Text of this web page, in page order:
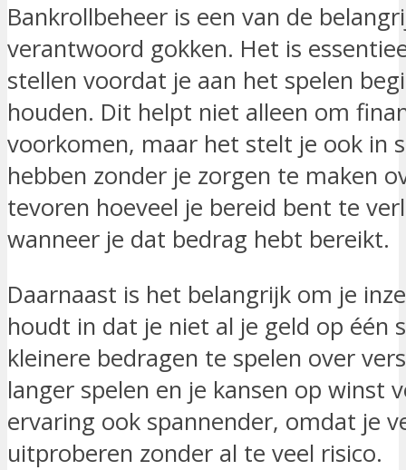
Bankrollbeheer is een van de
verantwoord gokken. Het is
stellen voordat je aan het spelen
houden. Dit helpt niet alleen om
voorkomen, maar het stelt je ook in
hebben zonder je zorgen te maken
tevoren hoeveel je bereid bent te
wanneer je dat bedrag hebt bereikt.
Daarnaast is het belangrijk om je
houdt in dat je niet al je geld op één
kleinere bedragen te spelen over
langer spelen en je kansen op winst
ervaring ook spannender, omdat je
uitproberen zonder al te veel risico.